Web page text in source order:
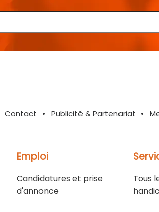
Contact Publicité & Partenariat
Emploi
Candidatures et prise
d'annonce
Tous